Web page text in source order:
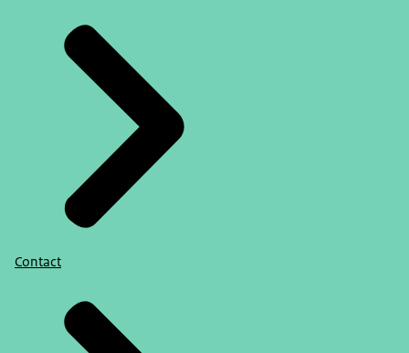
Contact